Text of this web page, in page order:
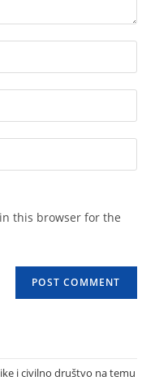
this browser for the
i civilno društvo na temu